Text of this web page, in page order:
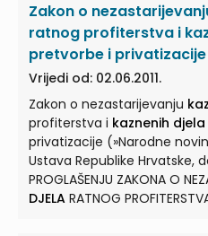
Zakon o
ratnog profiterstva i
pretvorbe i privatizacije
Vrijedi od: 02.06.2011.
Zakon o nezastarijevanju
profiterstva i kaznenih djela
privatizacije (»Narodne
Ustava Republike Hrvatske,
PROGLAŠENJU ZAKONA O
DJELA RATNOG